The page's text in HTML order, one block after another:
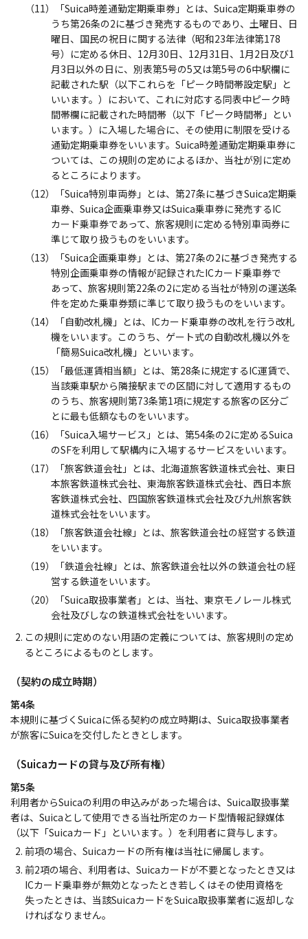
（11）「Suica時差通勤定期乗車券」とは、Suica定期乗車券の
うち第26条の2に基づき発売するものであり、土曜日、日
曜日、国民の祝日に関する法律（昭和23年法律第178
号）に定める休日、12月30日、12月31日、1月2日及び1
月3日以外の日に、別表第5号の5又は第5号の6中駅欄に
記載された駅（以下これらを「ピーク時間帯設定駅」と
いいます。）において、これに対応する同表中ピーク時
間帯欄に記載された時間帯（以下「ピーク時間帯」とい
います。）に入場した場合に、その使用に制限を受ける
通勤定期乗車券をいいます。Suica時差通勤定期乗車券に
ついては、この規則の定めによるほか、当社が別に定め
るところによります。
（12）「Suica特別車両券」とは、第27条に基づきSuica定期乗
車券、Suica企画乗車券又はSuica乗車券に発売するIC
カード乗車券であって、旅客規則に定める特別車両券に
準じて取り扱うものをいいます。
（13）「Suica企画乗車券」とは、第27条の2に基づき発売する
特別企画乗車券の情報が記録されたICカード乗車券で
あって、旅客規則第22条の2に定める当社が特別の運送条
件を定めた乗車券類に準じて取り扱うものをいいます。
（14）「自動改札機」とは、ICカード乗車券の改札を行う改札
機をいいます。このうち、ゲート式の自動改札機以外を
「簡易Suica改札機」といいます。
（15）「最低運賃相当額」とは、第28条に規定するIC運賃で、
当該乗車駅から隣接駅までの区間に対して適用するもの
のうち、旅客規則第73条第1項に規定する旅客の区分ご
とに最も低額なものをいいます。
（16）「Suica入場サービス」とは、第54条の2に定めるSuica
のSFを利用して駅構内に入場するサービスをいいます。
（17）「旅客鉄道会社」とは、北海道旅客鉄道株式会社、東日
本旅客鉄道株式会社、東海旅客鉄道株式会社、西日本旅
客鉄道株式会社、四国旅客鉄道株式会社及び九州旅客鉄
道株式会社をいいます。
（18）「旅客鉄道会社線」とは、旅客鉄道会社の経営する鉄道
をいいます。
（19）「鉄道会社線」とは、旅客鉄道会社以外の鉄道会社の経
営する鉄道をいいます。
（20）「Suica取扱事業者」とは、当社、東京モノレール株式
会社及びしなの鉄道株式会社をいいます。
この規則に定めのない用語の定義については、旅客規則の定め
るところによるものとします。
（契約の成立時期）
第4条
本規則に基づくSuicaに係る契約の成立時期は、Suica取扱事業者
が旅客にSuicaを交付したときとします。
（Suicaカードの貸与及び所有権）
第5条
利用者からSuicaの利用の申込みがあった場合は、Suica取扱事業
者は、Suicaとして使用できる当社所定のカード型情報記録媒体
（以下「Suicaカード」といいます。）を利用者に貸与します。
前項の場合、Suicaカードの所有権は当社に帰属します。
前2項の場合、利用者は、Suicaカードが不要となったとき又は
ICカード乗車券が無効となったとき若しくはその使用資格を
失ったときは、当該SuicaカードをSuica取扱事業者に返却しな
ければなりません。